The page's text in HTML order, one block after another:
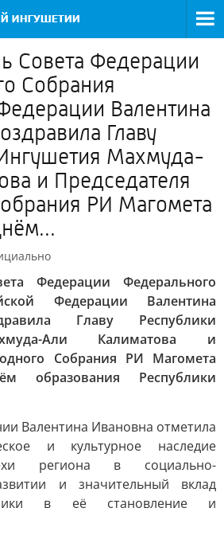
Совета Федерации
Собрания
Валентина
Главу
Махмуда-
и Председателя
РИ Магомета
Федерации Федерального
Федерации Валентина
Главу Республики
Али Калиматова и
Собрания РИ Магомета
образования Республики
Валентина Ивановна отметила
и культурное наследие
региона в социально-
и значительный вклад
в её становление и